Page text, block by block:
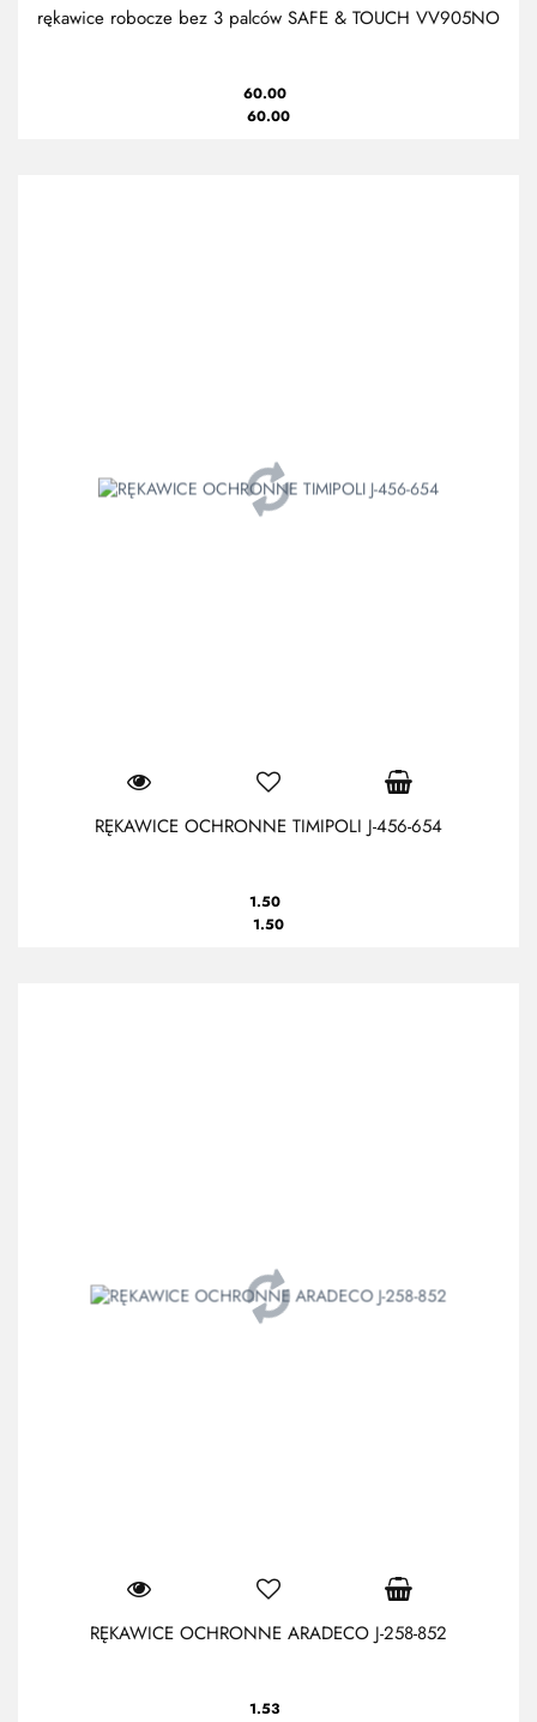
rękawice robocze bez 3 palców SAFE & TOUCH VV905NO
60.00
60.00
RĘKAWICE OCHRONNE TIMIPOLI J-456-654
1.50
1.50
RĘKAWICE OCHRONNE ARADECO J-258-852
1.53